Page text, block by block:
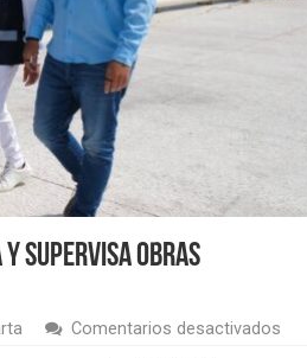
supervisa obras
Comentarios desactivadosen